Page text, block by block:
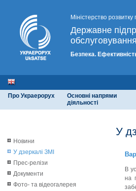
Міністерство
Державне
Безпека.
Про Украерорух
Основні напрями
діяльності
Новини
У дзеркалі ЗМІ
Прес-релізи
Документи
Фото- та відеогалерея
У
В
на